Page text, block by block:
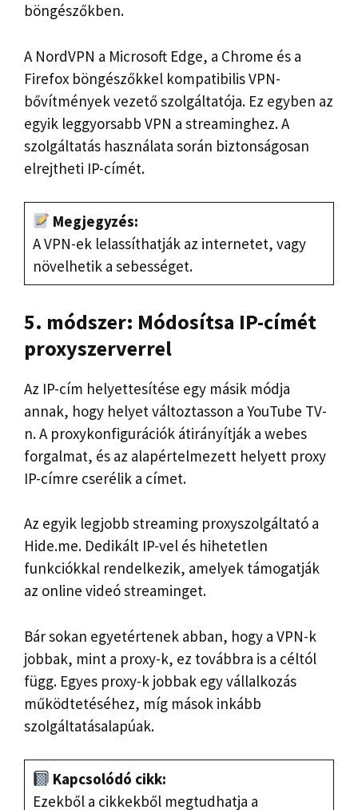
böngészőkben.
A NordVPN a Microsoft Edge, a Chrome és a
Firefox böngészőkkel kompatibilis VPN-
bővítmények vezető szolgáltatója. Ez egyben az
egyik leggyorsabb VPN a streaminghez. A
szolgáltatás használata során biztonságosan
elrejtheti IP-címét.
Megjegyzés:
A VPN-ek lelassíthatják az internetet, vagy
növelhetik a sebességet.
5. módszer: Módosítsa IP-címét
proxyszerverrel
Az IP-cím helyettesítése egy másik módja
annak, hogy helyet változtasson a YouTube TV-
n. A proxykonfigurációk átirányítják a webes
forgalmat, és az alapértelmezett helyett proxy
IP-címre cserélik a címet.
Az egyik legjobb streaming proxyszolgáltató a
Hide.me. Dedikált IP-vel és hihetetlen
funkciókkal rendelkezik, amelyek támogatják
az online videó streaminget.
Bár sokan egyetértenek abban, hogy a VPN-k
jobbak, mint a proxy-k, ez továbbra is a céltól
függ. Egyes proxy-k jobbak egy vállalkozás
működtetéséhez, míg mások inkább
szolgáltatásalapúak.
Kapcsolódó cikk:
Ezekből a cikkekből megtudhatja a